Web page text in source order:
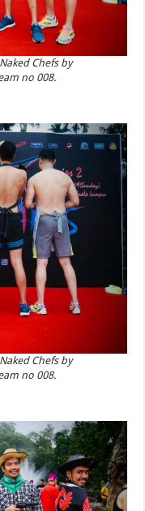
Chefs by
no 008.
Chefs by
no 008.